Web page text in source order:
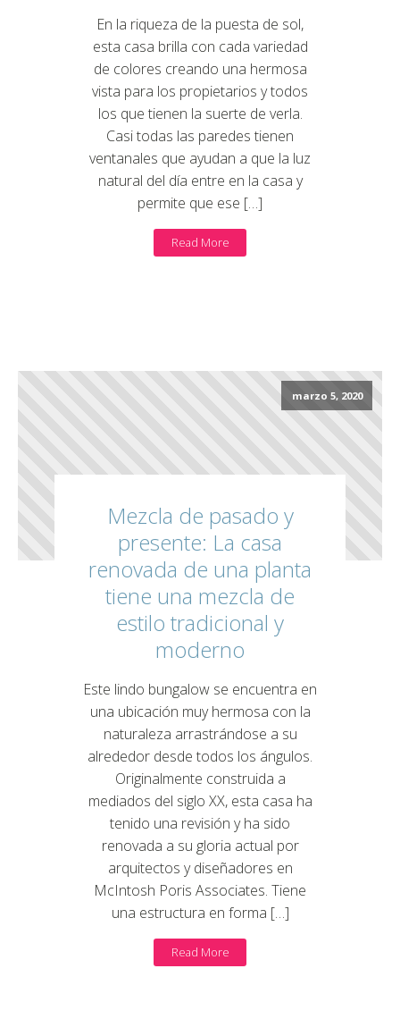
En la riqueza de la puesta de sol,
esta casa brilla con cada variedad
de colores creando una hermosa
vista para los propietarios y todos
los que tienen la suerte de verla.
Casi todas las paredes tienen
ventanales que ayudan a que la luz
natural del día entre en la casa y
permite que ese […]
Read More
marzo 5, 2020
Mezcla de pasado y
presente: La casa
renovada de una planta
tiene una mezcla de
estilo tradicional y
moderno
Este lindo bungalow se encuentra en
una ubicación muy hermosa con la
naturaleza arrastrándose a su
alrededor desde todos los ángulos.
Originalmente construida a
mediados del siglo XX, esta casa ha
tenido una revisión y ha sido
renovada a su gloria actual por
arquitectos y diseñadores en
McIntosh Poris Associates. Tiene
una estructura en forma […]
Read More